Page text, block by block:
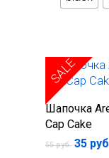
Выберите
параметры
SALE
Шапочка
Cap Cake
55руб. 35